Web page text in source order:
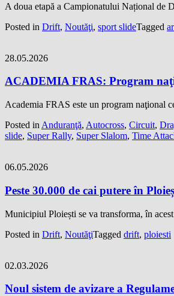
A doua etapă a Campionatului Național de
Posted in Drift, Noutăţi, sport slideTagged
28.05.2026
ACADEMIA FRAS: Program
Academia FRAS este un program naţional
Posted in Anduranţă, Autocross, Circuit,
slide, Super Rally, Super Slalom, Time
06.05.2026
Peste 30.000 de cai putere în
Municipiul Ploiești se va transforma, în
Posted in Drift, NoutăţiTagged drift, ploiesti
02.03.2026
Noul sistem de avizare a